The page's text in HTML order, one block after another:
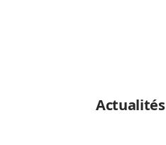
Actualités